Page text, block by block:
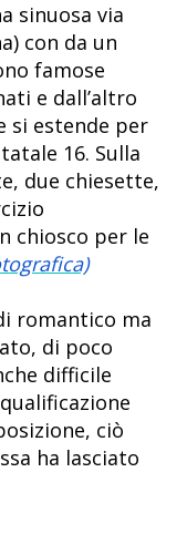
sinuosa via
con da un
famose
e dall’altro
si estende per
16. Sulla
due chiesette,
chiosco per le
romantico ma
di poco
difficile
ciò
ha lasciato